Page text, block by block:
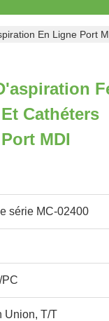
En Ligne Port
Cathéters
MDI
série MC-02400
PC
Union, T/T